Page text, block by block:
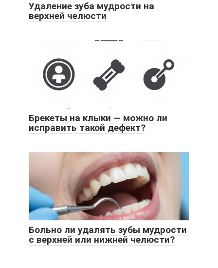
Удаление зуба мудрости на
верхней челюсти
Брекеты на клыки — можно ли
исправить такой дефект?
Больно ли удалять зубы мудрости
с верхней или нижней челюсти?